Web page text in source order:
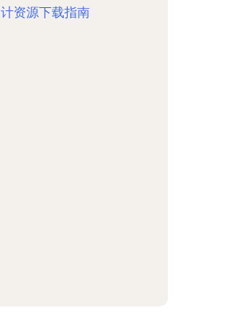
计资源下载指南